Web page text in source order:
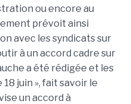
ou encore au
prévoit ainsi
avec les syndicats sur
à un accord cadre sur
a été rédigée et les
juin », fait savoir le
un accord à